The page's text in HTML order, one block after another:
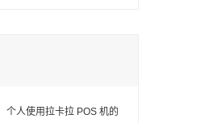
个人使用拉卡拉 POS 机的